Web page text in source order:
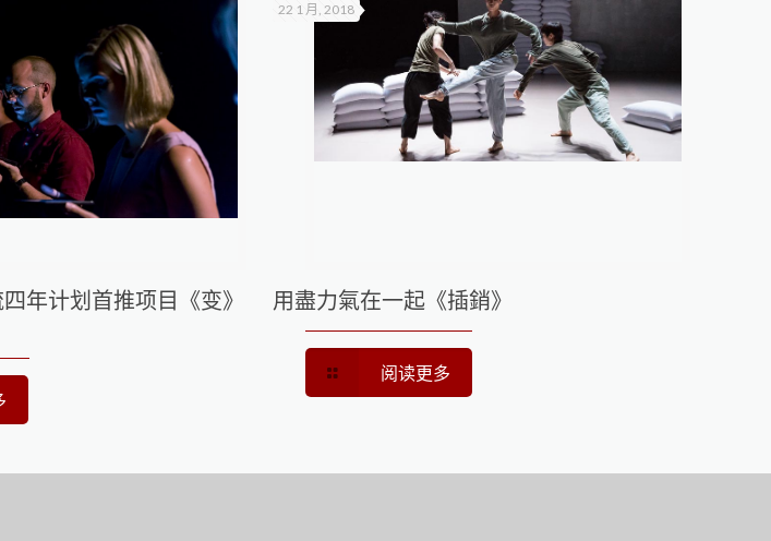
年计划首推项目《变》
22 1 月, 2018
用盡力氣在一起《插銷》
阅读更多